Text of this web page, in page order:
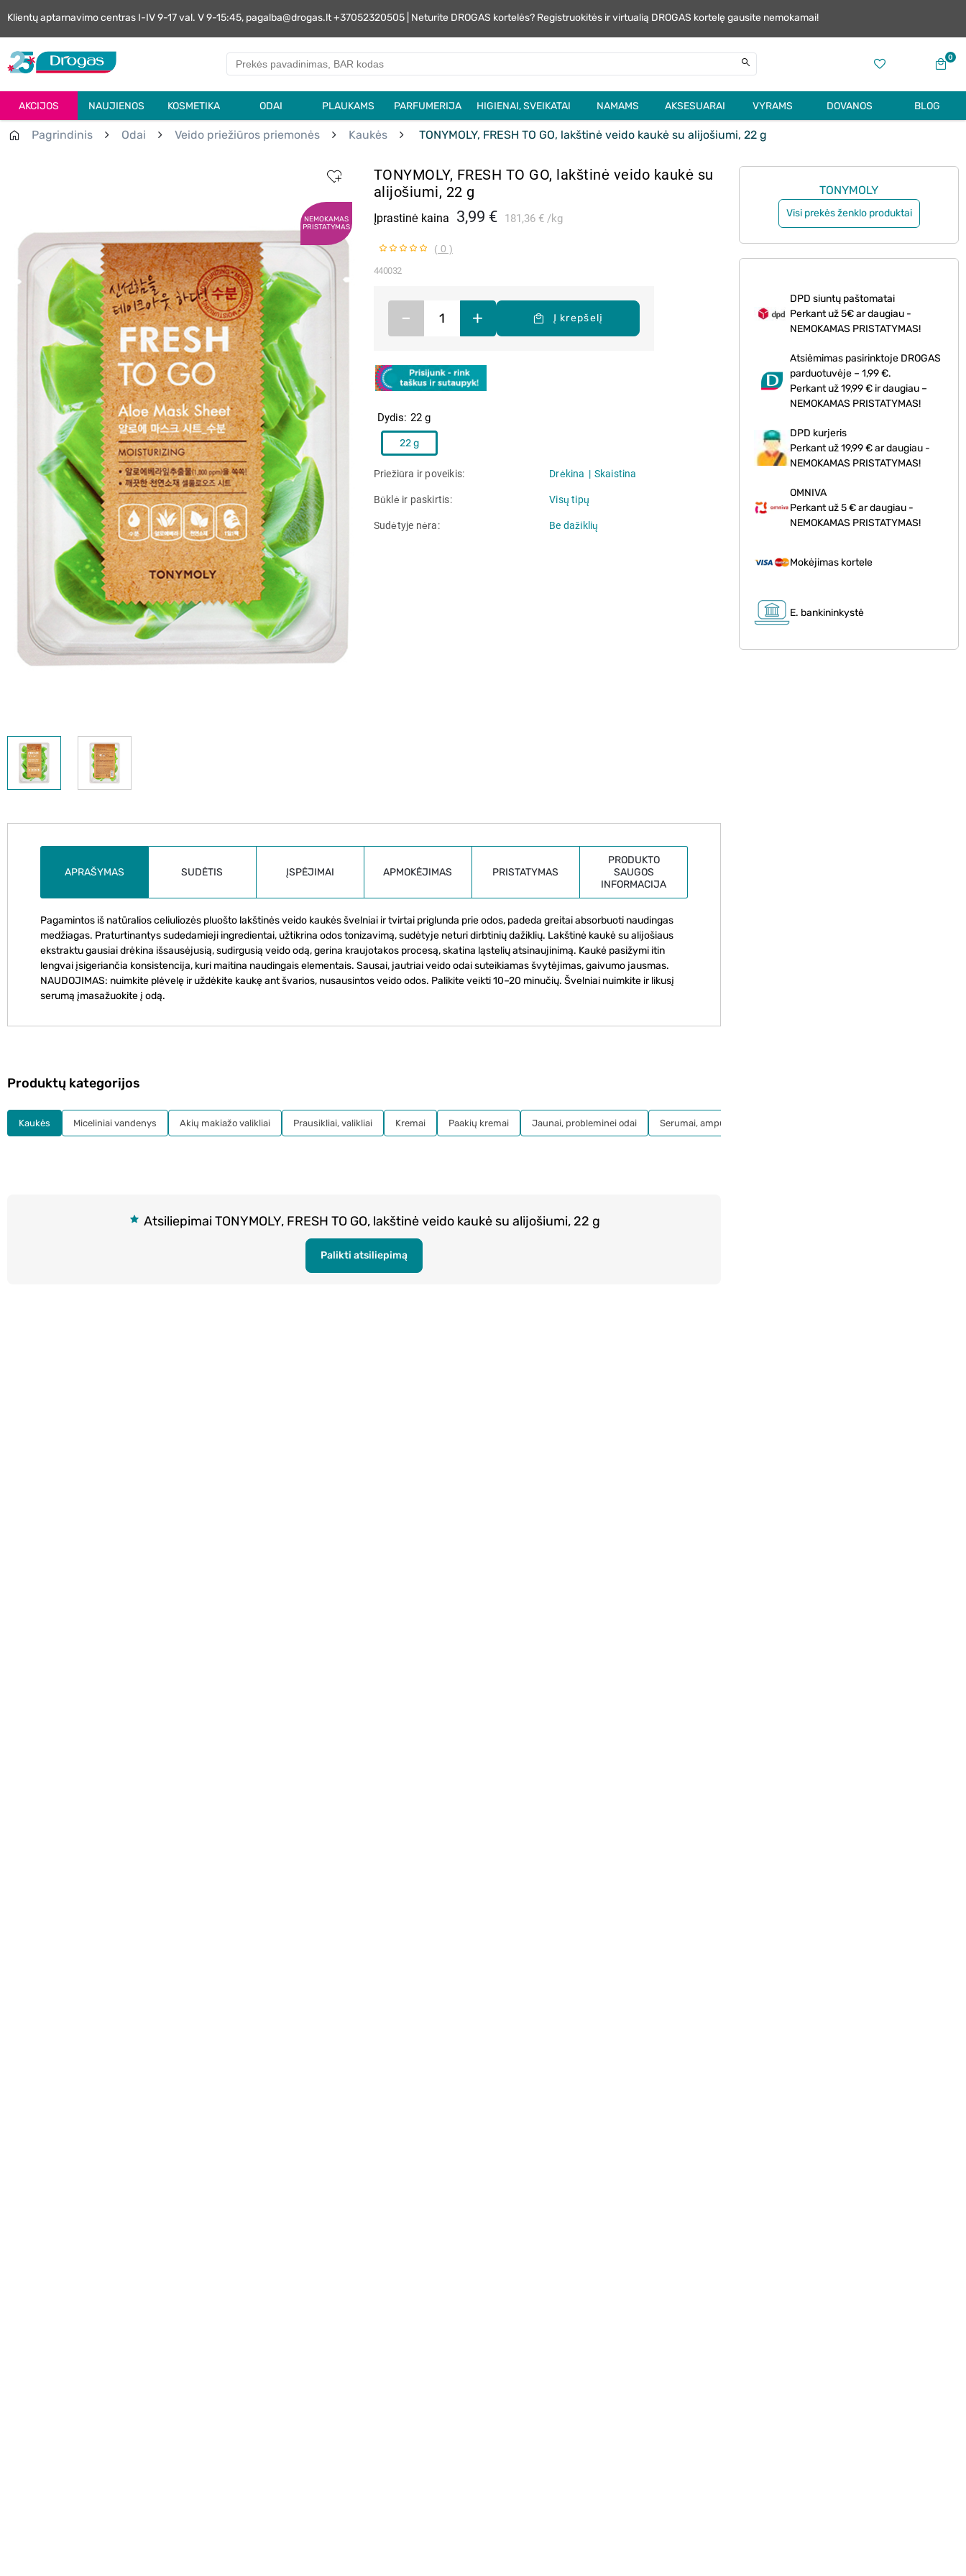
Klientų aptarnavimo centras I-IV 9-17 val. V 9-15:45, pagalba@drogas.lt +37052320505 | Neturite DROGAS kortelės? Registruokitės ir virtualią DROGAS kortelę gausite nemokamai!
0
AKCIJOS NAUJIENOS KOSMETIKA ODAI PLAUKAMS PARFUMERIJA HIGIENAI, SVEIKATAI NAMAMS AKSESUARAI VYRAMS DOVANOS BLOG
Pagrindinis Odai Veido priežiūros priemonės Kaukės TONYMOLY, FRESH TO GO, lakštinė veido kaukė su alijošiumi, 22 g
NEMOKAMAS
PRISTATYMAS
TONYMOLY, FRESH TO GO, lakštinė veido kaukė su
alijošiumi, 22 g
Įprastinė kaina 3,99 € 181,36 € kg
( 0 )
440032
Dydis 22 g
22 g
– + Į krepšelį
Priežiūra ir poveikis Drėkina Skaistina
Būklė ir paskirtis Visų tipų
Sudėtyje nėra Be dažiklių
TONYMOLY
Visi prekės ženklo produktai
DPD siuntų paštomatai
Perkant už 5€ ar daugiau -
NEMOKAMAS PRISTATYMAS!
Atsiėmimas pasirinktoje DROGAS
parduotuvėje – 1,99 €.
Perkant už 19,99 € ir daugiau –
NEMOKAMAS PRISTATYMAS!
DPD kurjeris
Perkant už 19,99 € ar daugiau -
NEMOKAMAS PRISTATYMAS!
OMNIVA
Perkant už 5 € ar daugiau -
NEMOKAMAS PRISTATYMAS!
Mokėjimas kortele
E. bankininkystė
APRAŠYMAS SUDĖTIS ĮSPĖJIMAI APMOKĖJIMAS PRISTATYMAS
PRODUKTO
SAUGOS
INFORMACIJA
Pagamintos iš natūralios celiuliozės pluošto lakštinės veido kaukės švelniai ir tvirtai priglunda prie odos, padeda greitai absorbuoti naudingas
medžiagas. Praturtinantys sudedamieji ingredientai, užtikrina odos tonizavimą, sudėtyje neturi dirbtinių dažiklių. Lakštinė kaukė su alijošiaus
ekstraktu gausiai drėkina išsausėjusią, sudirgusią veido odą, gerina kraujotakos procesą, skatina ląstelių atsinaujinimą. Kaukė pasižymi itin
lengvai įsigeriančia konsistencija, kuri maitina naudingais elementais. Sausai, jautriai veido odai suteikiamas švytėjimas, gaivumo jausmas.
NAUDOJIMAS: nuimkite plėvelę ir uždėkite kaukę ant švarios, nusausintos veido odos. Palikite veikti 10–20 minučių. Švelniai nuimkite ir likusį
serumą įmasažuokite į odą.
Atsiliepimai TONYMOLY, FRESH TO GO, lakštinė veido kaukė su alijošiumi, 22 g
Palikti atsiliepimą
Produktų kategorijos
Kaukės Miceliniai vandenys Akių makiažo valikliai Prausikliai, valikliai Kremai Paakių kremai Jaunai, probleminei odai Serumai, ampulės